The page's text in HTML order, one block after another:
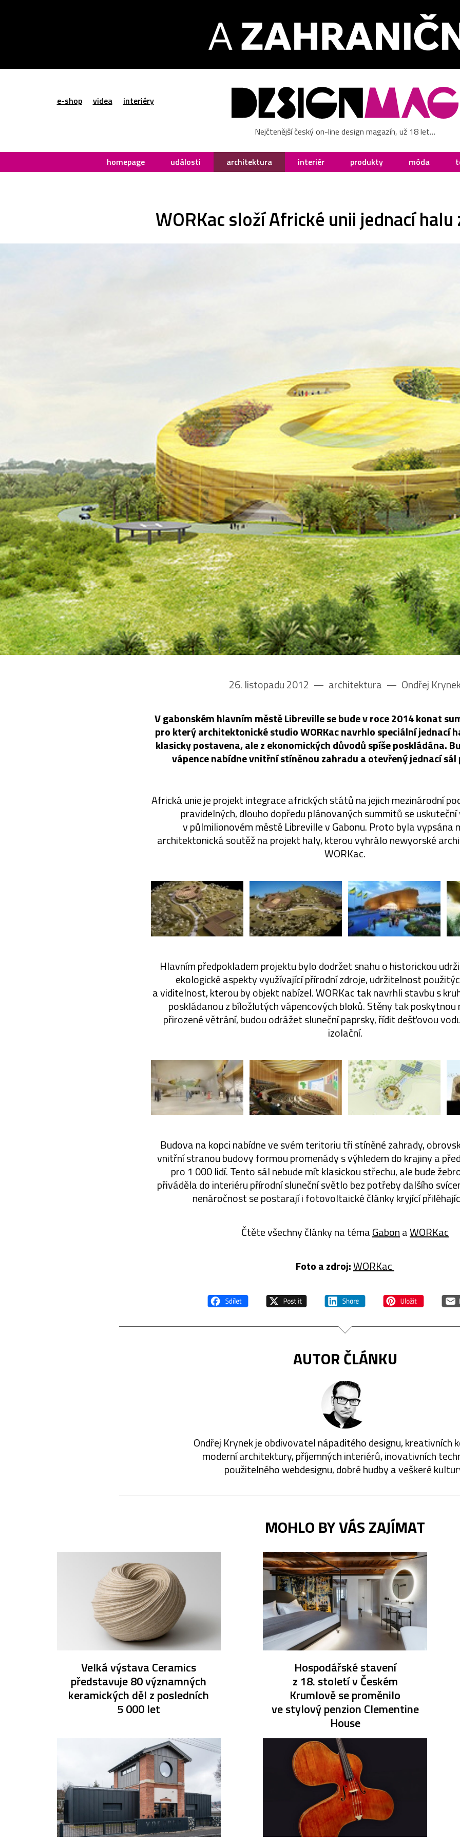
e-shop videa interiéry
Nejčtenější český on-line design magazín, už 18 let…
homepage události architektura interiér produkty móda
WORKac složí Africké unii jednací halu
26. listopadu 2012 –– architektura –– Ondřej
V gabonském hlavním městě Libreville se bude v roce 2014 konat
pro který architektonické studio WORKac navrhlo speciální jednací
klasicky postavena, ale z ekonomických důvodů spíše poskládána.
vápence nabídne vnitřní stíněnou zahradu a otevřený jednací sál
Africká unie je projekt integrace afrických států na jejich mezinárodní
pravidelných, dlouho dopředu plánovaných summitů se
v půlmilionovém městě Libreville v Gabonu. Proto byla vypsána
architektonická soutěž na projekt haly, kterou vyhrálo newyorské
WORKac.
Hlavním předpokladem projektu bylo dodržet snahu o historickou
ekologické aspekty využívající přírodní zdroje, udržitelnost
a viditelnost, kterou by objekt nabízel. WORKac tak navrhli stavbu s
poskládanou z bíložlutých vápencových bloků. Stěny tak poskytnou
přirozené větrání, budou odrážet sluneční paprsky, řídit dešťovou
izolační.
Budova na kopci nabídne ve svém teritoriu tři stíněné zahrady,
vnitřní stranou budovy formou promenády s výhledem do krajiny a
pro 1 000 lidí. Tento sál nebude mít klasickou střechu, ale bude
přiváděla do interiéru přírodní sluneční světlo bez potřeby dalšího
nenáročnost se postarají i fotovoltaické články kryjící
Čtěte všechny články na témaGabonaWORKac
Foto a zdroj:WORKac
AUTOR ČLÁNKU
Ondřej Krynek je obdivovatel nápaditého designu, kreativních
moderní architektury, příjemných interiérů, inovativních
použitelného webdesignu, dobré hudby a veškeré
MOHLO BY VÁS ZAJÍMAT
Velká výstava Ceramics
představuje 80 významných
keramických děl z posledních
5 000 let
Hospodářské stavení
z 18. století v Českém
Krumlově se proměnilo
ve stylový penzion Clementine
House